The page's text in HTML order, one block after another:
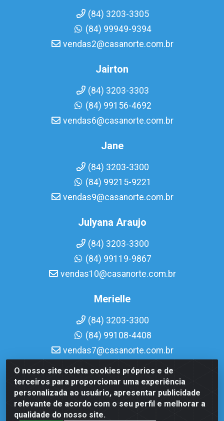
O nosso site coleta cookies próprios e de
terceiros para proporcionar uma experiência
personalizada ao usuário, apresentar publicidade
relevante de acordo com o seu perfil e melhorar a
qualidade do nosso site.
(84) 3203-3305
(84) 99949-9394
vendas2@casanorte.com.br
Jairton
(84) 3203-3303
(84) 99156-4692
vendas6@casanorte.com.br
Jane
(84) 3203-3300
(84) 99215-9221
vendas9@casanorte.com.br
Julyana Araujo
(84) 3203-3300
(84) 99119-9867
vendas10@casanorte.com.br
Merielle
(84) 3203-3300
(84) 99108-4408
vendas7@casanorte.com.br
Casa Norte LTDA - Av. Interventor Mário Câmara, 1815 -
Dix-Sept Rosado, Natal/RN - CEP 59054-600 - CNPJ
08.713.513/0001-51